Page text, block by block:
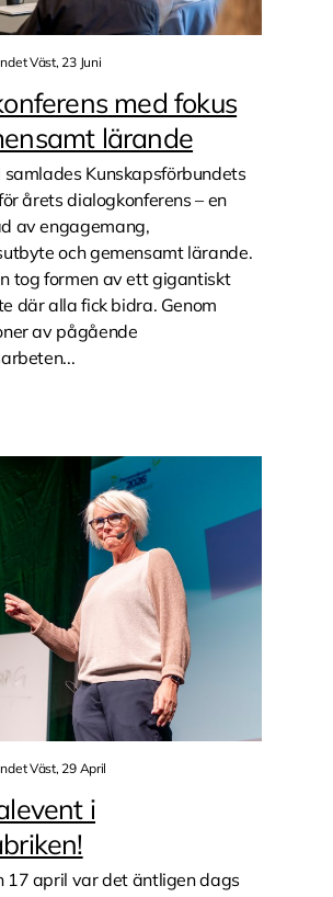
Väst, 23 Juni
med fokus
lärande
samlades Kunskapsförbundets
årets dialogkonferens – en
av engagemang,
och gemensamt lärande.
tog formen av ett gigantiskt
där alla fick bidra. Genom
av pågående
Väst, 29 April
i
17 april var det äntligen dags